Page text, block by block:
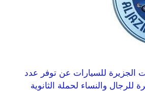
الجزيرة للسيارات عن توفر عدد
والنساء لحملة الثانوية